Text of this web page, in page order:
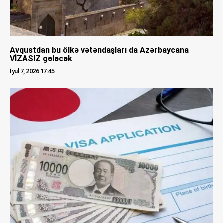
Avqustdan bu ölkə vətəndaşları da Azərbaycana
VİZASIZ gələcək
İyul 7, 2026 17:45